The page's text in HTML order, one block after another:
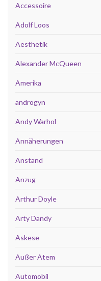
Accessoire
Adolf Loos
Aesthetik
Alexander McQueen
Amerika
androgyn
Andy Warhol
Annäherungen
Anstand
Anzug
Arthur Doyle
Arty Dandy
Askese
Außer Atem
Automobil